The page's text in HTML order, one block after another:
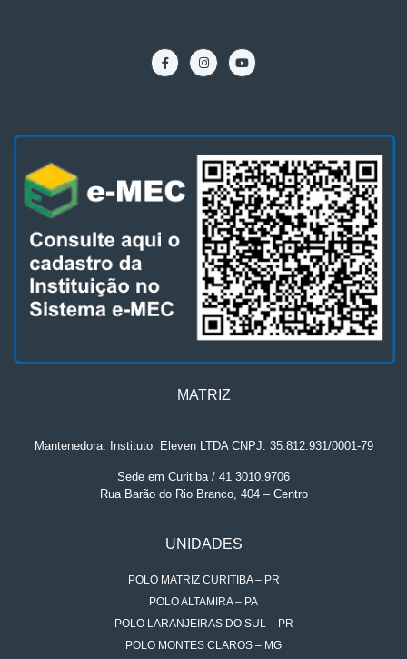
MATRIZ
Mantenedora: Instituto. Eleven LTDA CNPJ: 35.812.931/0001-79
Sede em Curitiba / 41 3010.9706
Rua Barão do Rio Branco, 404 – Centro
UNIDADES
POLO MATRIZ CURITIBA – PR
POLO ALTAMIRA – PA
POLO LARANJEIRAS DO SUL – PR
POLO MONTES CLAROS – MG